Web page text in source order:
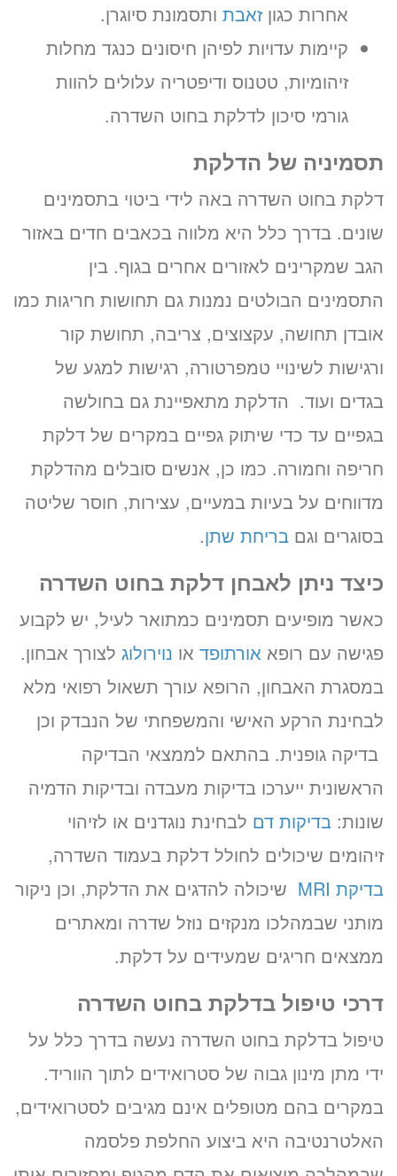
אחרות כגוןזאבת ותסמונת סיוגרן.
קיימות עדויות לפיהן חיסונים כנגד מחלות
זיהומיות, טטנוס ודיפטריה עלולים להוות
גורמי סיכון לדלקת בחוט השדרה.
תסמיניה של הדלקת
דלקת בחוט השדרה באה לידי ביטוי בתסמינים
שונים. בדרך כלל היא מלווה בכאבים חדים באזור
הגב שמקרינים לאזורים אחרים בגוף. בין
התסמינים הבולטים נמנות גם תחושות חריגות כמו
אובדן תחושה, עקצוצים, צריבה, תחושת קור
ורגישות לשינויי טמפרטורה, רגישות למגע של
בגדים ועוד. הדלקת מתאפיינת גם בחולשה
בגפיים עד כדי שיתוק גפיים במקרים של דלקת
חריפה וחמורה. כמו כן, אנשים סובלים מהדלקת
מדווחים על בעיות במעיים, עצירות, חוסר שליטה
בסוגרים וגם בריחת שתן.
כיצד ניתן לאבחן דלקת בחוט השדרה
כאשר מופיעים תסמינים כמתואר לעיל, יש לקבוע
פגישה עם רופא אורתופד או נוירולוג לצורך אבחון.
במסגרת האבחון, הרופא עורך תשאול רפואי מלא
לבחינת הרקע האישי והמשפחתי של הנבדק וכן
בדיקה גופנית. בהתאם לממצאי הבדיקה
הראשונית ייערכו בדיקות מעבדה ובדיקות הדמיה
שונות: בדיקות דם לבחינת נוגדנים או לזיהוי
זיהומים שיכולים לחולל דלקת בעמוד השדרה,
בדיקת MRI
שיכולה להדגים את הדלקת, וכן ניקור
מותני שבמהלכו מנקזים נוזל שדרה ומאתרים
ממצאים חריגים שמעידים על דלקת.
דרכי טיפול בדלקת בחוט השדרה
טיפול בדלקת בחוט השדרה נעשה בדרך כלל על
ידי מתן מינון גבוה של סטרואידים לתוך הווריד.
במקרים בהם מטופלים אינם מגיבים לסטרואידים,
האלטרנטיבה היא ביצוע החלפת פלסמה